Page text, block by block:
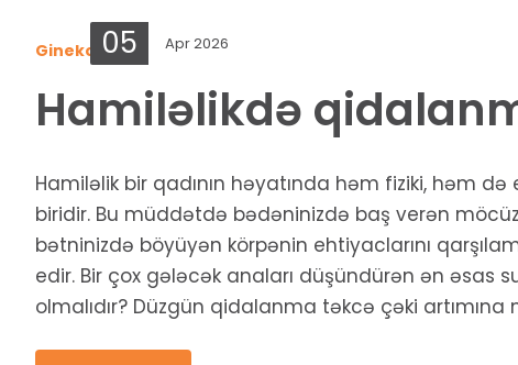
05 Apr 2026
Ginekologiya
Hamiləlikdə
Hamiləlik bir qadının həyatında həm fiziki, həm
biridir. Bu müddətdə bədəninizdə baş verən
bətninizdə böyüyən körpənin ehtiyaclarını
edir. Bir çox gələcək anaları düşündürən ən əsas
olmalıdır? Düzgün qidalanma təkcə çəki artımına